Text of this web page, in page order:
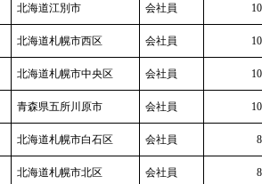
北海道江別市 会社員 10
北海道札幌市西区 会社員 10
北海道札幌市中央区 会社員 10
青森県五所川原市 会社員 10
北海道札幌市白石区 会社員 8
北海道札幌市北区 会社員 8